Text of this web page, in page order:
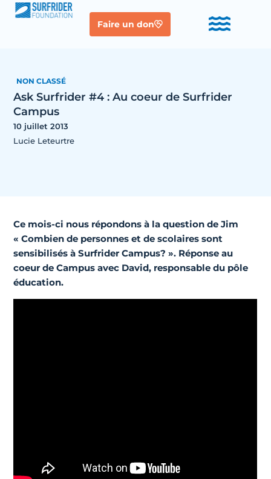
Faire un don
NON CLASSÉ
Ask Surfrider #4 : Au coeur de Surfrider
Campus
10 juillet 2013
Lucie Leteurtre
Ce mois-ci nous répondons à la question de Jim
« Combien de personnes et de scolaires sont
sensibilisés à Surfrider Campus? ». Réponse au
coeur de Campus avec David, responsable du pôle
éducation.